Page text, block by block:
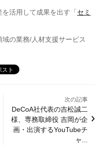
活用して成果を出す「 セミ
の業務/人材支援サービス
次の記事
DeCoA社代表の吉松誠二
様、専務取締役 吉岡が企
画・出演するYouTubeチ
ャ...